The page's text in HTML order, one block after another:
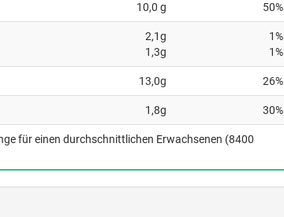
10,0 g
50%
2,1g
1,3g
1%
1%
13,0g 26%
1,8g 30%
für einen durchschnittlichen Erwachsenen (8400